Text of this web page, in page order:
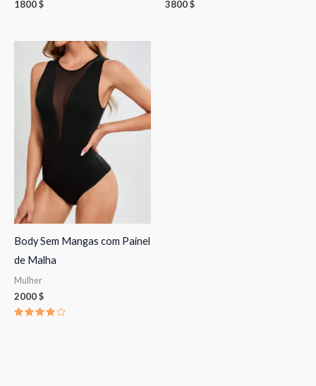
1800$ 3800$
Body Sem Mangas com Painel
de Malha
Mulher
2000$